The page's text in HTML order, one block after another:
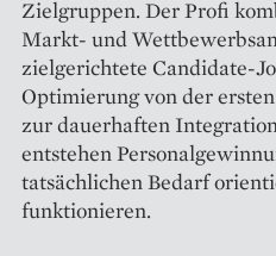
Zielgruppen. Der Profi
Markt- und
zielgerichtete Candidate-
Optimierung von der
zur dauerhaften
entstehen
tatsächlichen Bedarf
funktionieren.